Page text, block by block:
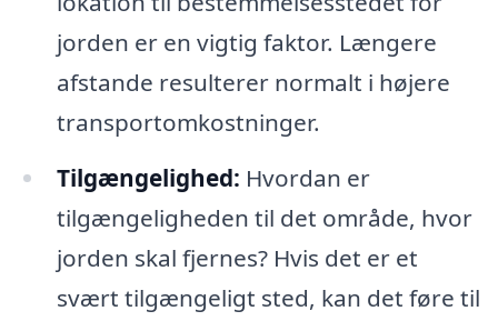
jorden er en vigtig faktor. Længere
afstande resulterer normalt i højere
transportomkostninger.
Tilgængelighed: Hvordan er
tilgængeligheden til det område, hvor
jorden skal fjernes? Hvis det er et
svært tilgængeligt sted, kan det føre til